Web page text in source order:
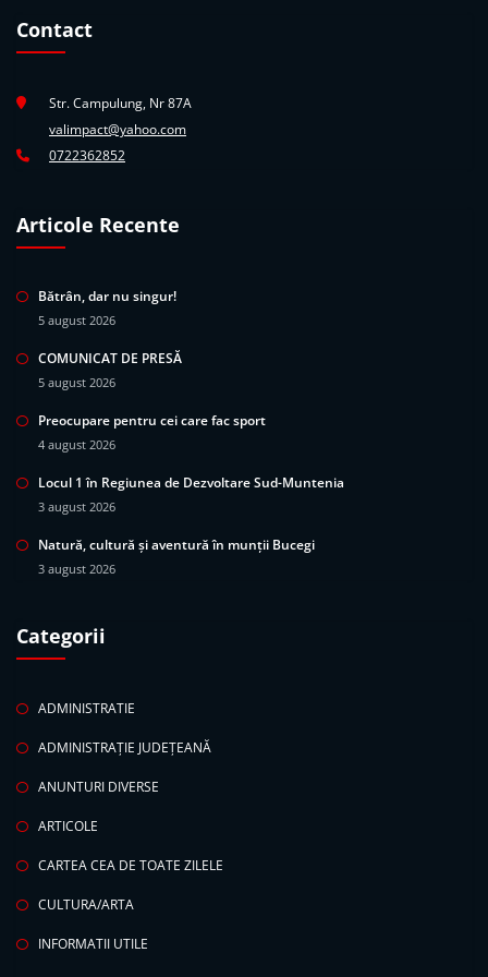
Contact
Str. Campulung, Nr 87A
valimpact@yahoo.com
0722362852
Articole Recente
Bătrân, dar nu singur!
5 august 2026
COMUNICAT DE PRESĂ
5 august 2026
Preocupare pentru cei care fac sport
4 august 2026
Locul 1 în Regiunea de Dezvoltare Sud-Muntenia
3 august 2026
Natură, cultură și aventură în munții Bucegi
3 august 2026
Categorii
ADMINISTRATIE
ADMINISTRAȚIE JUDEȚEANĂ
ANUNTURI DIVERSE
ARTICOLE
CARTEA CEA DE TOATE ZILELE
CULTURA/ARTA
INFORMATII UTILE